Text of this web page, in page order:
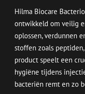
Hilma Biocare
ontwikkeld om veilig
oplossen, verdunnen
stoffen zoals
product speelt een
hygiëne tijdens
bacteriën remt en zo